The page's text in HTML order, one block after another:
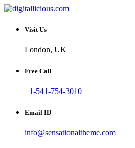
Skip
content
digitallicious.com
Sharing Digital Information
Visit Us
London, UK
Free Call
+1-541-754-3010
Email ID
info@sensationaltheme.com